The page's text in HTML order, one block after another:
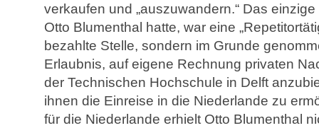
verkaufen und „auszuwandern.“ Das
Otto Blumenthal hatte, war eine
bezahlte Stelle, sondern im Grunde
Erlaubnis, auf eigene Rechnung privaten
der Technischen Hochschule in Delft
ihnen die Einreise in die Niederlande zu
für die Niederlande erhielt Otto Blumenthal